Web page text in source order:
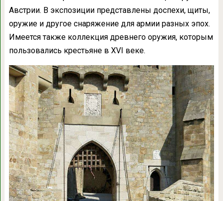
Австрии. В экспозиции представлены доспехи, щиты,
оружие и другое снаряжение для армии разных эпох.
Имеется также коллекция древнего оружия, которым
пользовались крестьяне в XVI веке.